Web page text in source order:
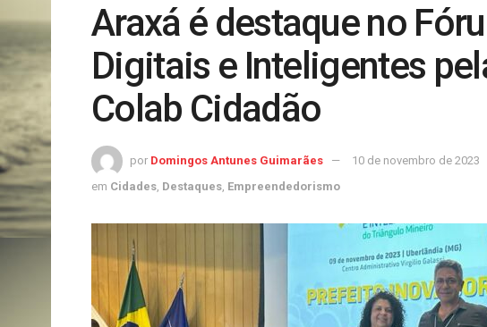
Araxá é destaque no
Digitais e Inteligentes
Colab Cidadão
por Domingos Antunes Guimarães
10 de novembro de 2023
em Cidades Destaques Empreendedorismo